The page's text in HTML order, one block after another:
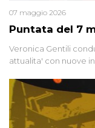
Puntata del 7
07 maggio 2026
Veronica Gentili
attualita' con nuove